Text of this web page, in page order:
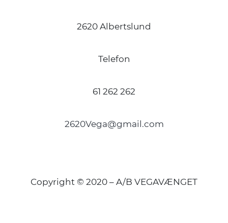
2620 Albertslund
Telefon
61 262 262
2620Vega@gmail.com
Copyright © 2020 – A/B VEGAVÆNGET